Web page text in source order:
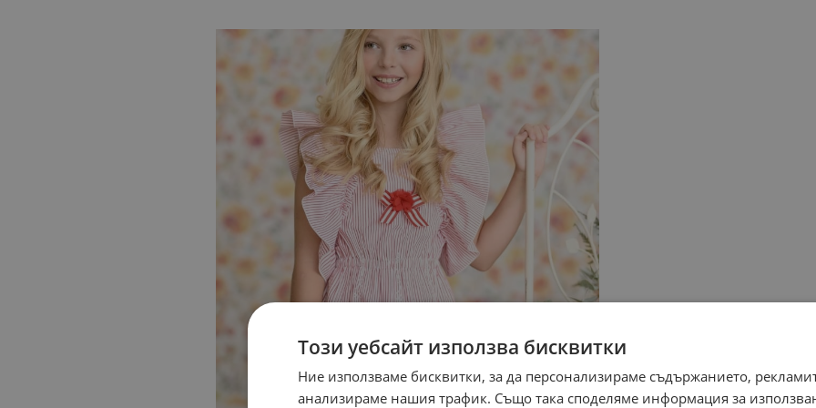
Този уебсайт използва бисквитки
Ние използваме бисквитки, за да персонализираме съдържанието,
анализираме нашия трафик. Също така споделяме информация за